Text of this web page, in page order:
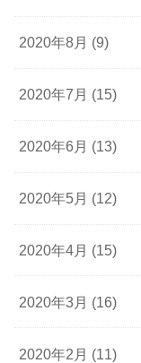
2020年8月 (9)
2020年7月 (15)
2020年6月 (13)
2020年5月 (12)
2020年4月 (15)
2020年3月 (16)
2020年2月 (11)